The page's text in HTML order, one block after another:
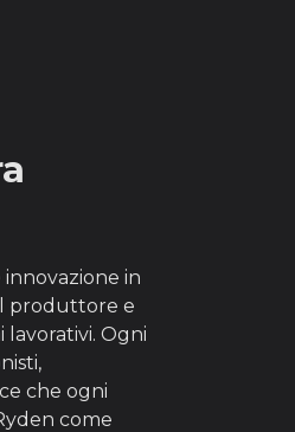
in
produttore e
Ogni
che ogni
come